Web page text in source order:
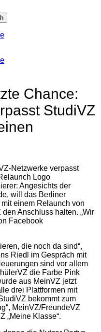
Chance:
StudiVZ
Angesichts der
will das Berliner
einem Relaunch von
Anschluss halten. „Wir
Facebook
die noch da sind“,
Riedl im Gespräch mit
sind vor allem
die Farbe Pink
aus MeinVZ jetzt
drei Plattformen mit
bekommt zum
MeinVZ/FreundeVZ
„Meine Klasse“.